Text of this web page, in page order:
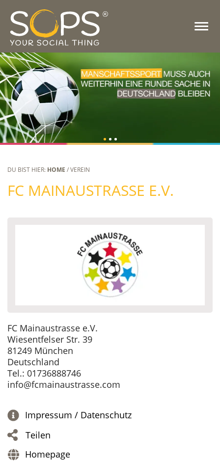
DU BIST HIER: HOME / VEREIN
FC MAINAUSTRASSE E.V.
FC Mainaustrasse e.V.
Wiesentfelser Str. 39
81249 München
Deutschland
Tel.: 01736888746
info@fcmainaustrasse.com
Impressum / Datenschutz
Teilen
Homepage